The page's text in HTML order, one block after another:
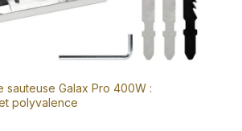
sauteuse Galax Pro 400W :
polyvalence